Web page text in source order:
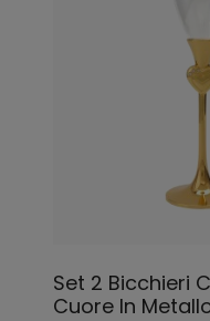
Set 2 Bicchieri
Cuore In